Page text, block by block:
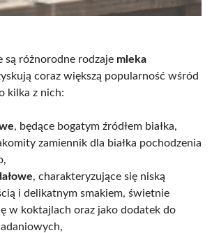
są różnorodne rodzaje mleka
coraz większą popularność wśród
kilka z nich:
, będące bogatym źródłem białka,
zamiennik dla białka pochodzenia
, charakteryzujące się niską
i delikatnym smakiem, świetnie
w koktajlach oraz jako dodatek do